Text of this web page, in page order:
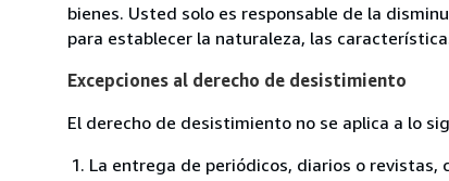
bienes. Usted solo es responsable de la
para establecer la naturaleza, las
Excepciones al derecho de desistimiento
El derecho de desistimiento no se aplica a lo
La entrega de periódicos, diarios o revistas,